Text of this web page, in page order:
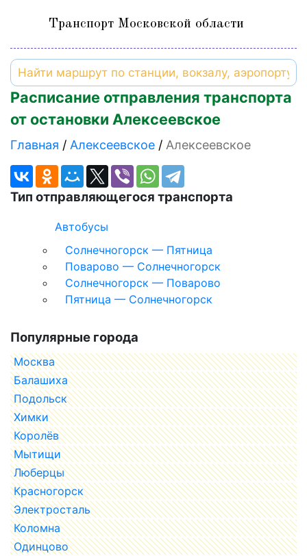
Транспорт Московской области
Расписание отправления транспорта
от остановки Алексеевское
Главная Алексеевское Алексеевское
Тип отправляющегося транспорта
Автобусы
Солнечногорск — Пятница
Поварово — Солнечногорск
Солнечногорск — Поварово
Пятница — Солнечногорск
Популярные города
Москва
Балашиха
Подольск
Химки
Королёв
Мытищи
Люберцы
Красногорск
Электросталь
Коломна
Одинцово